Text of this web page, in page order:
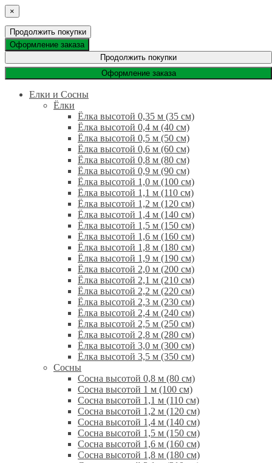
×
Продолжить покупки
Оформление заказа
Продолжить покупки
Оформление заказа
Елки и Сосны
Ёлки
Ёлка высотой 0,35 м (35 см)
Ёлка высотой 0,4 м (40 см)
Ёлка высотой 0,5 м (50 см)
Ёлка высотой 0,6 м (60 см)
Ёлка высотой 0,8 м (80 см)
Ёлка высотой 0,9 м (90 см)
Ёлка высотой 1,0 м (100 см)
Ёлка высотой 1,1 м (110 см)
Ёлка высотой 1,2 м (120 см)
Ёлка высотой 1,4 м (140 см)
Ёлка высотой 1,5 м (150 см)
Ёлка высотой 1,6 м (160 см)
Ёлка высотой 1,8 м (180 см)
Ёлка высотой 1,9 м (190 см)
Ёлка высотой 2,0 м (200 см)
Ёлка высотой 2,1 м (210 см)
Ёлка высотой 2,2 м (220 см)
Ёлка высотой 2,3 м (230 см)
Ёлка высотой 2,4 м (240 см)
Ёлка высотой 2,5 м (250 см)
Ёлка высотой 2,8 м (280 см)
Ёлка высотой 3,0 м (300 см)
Ёлка высотой 3,5 м (350 см)
Сосны
Сосна высотой 0,8 м (80 см)
Сосна высотой 1 м (100 см)
Сосна высотой 1,1 м (110 см)
Сосна высотой 1,2 м (120 см)
Сосна высотой 1,4 м (140 см)
Сосна высотой 1,5 м (150 см)
Сосна высотой 1,6 м (160 см)
Сосна высотой 1,8 м (180 см)